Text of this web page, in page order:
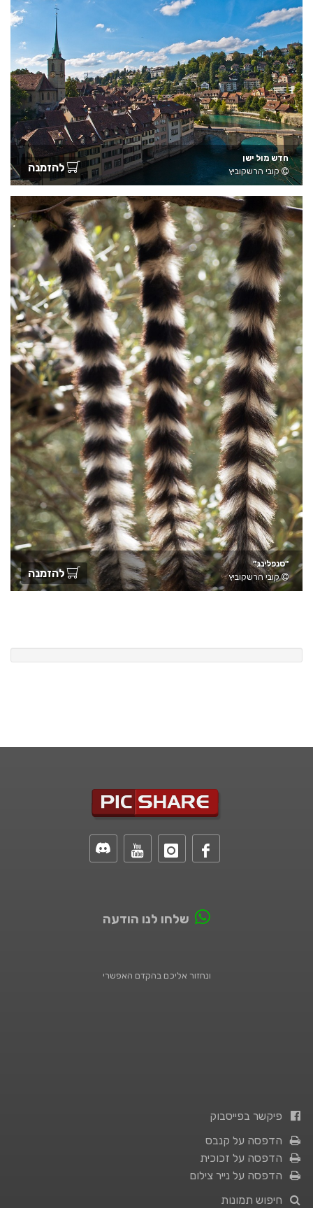
חדש מול ישן
קובי הרשקוביץ
להזמנה
"סנפלינג"
קובי הרשקוביץ
להזמנה
שלחו לנו הודעה
ונחזור אליכם בהקדם האפשרי
פיקשר בפייסבוק
הדפסה על קנבס
הדפסה על זכוכית
הדפסה על נייר צילום
חיפוש תמונות